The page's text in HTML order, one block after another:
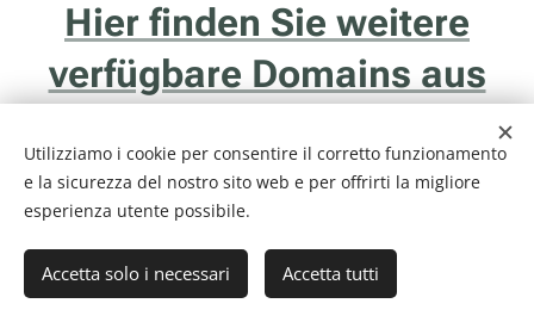
Hier finden Sie weitere
verfügbare Domains aus
Internethotel.it è un servizio della ditta Francesco Solidoro - Via delle
Ghiaie, 20/1 - 38122 - Trento (TN) - P.I. 01043510229
Utilizziamo i cookie per consentire il corretto funzionamento
e la sicurezza del nostro sito web e per offrirti la migliore
esperienza utente possibile.
Accetta solo i necessari Accetta tutti